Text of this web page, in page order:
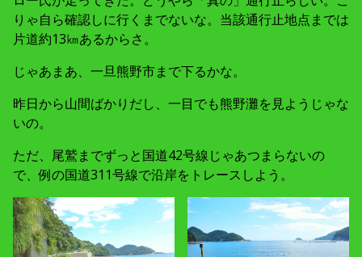
りゃ自ら確認しに行くまでないな。当該通行止地点までは
片道約13㎞あるからさ。
じゃあまあ、一旦熊野市まで下るかな。
昨日から山間ばかりだし、一目でも熊野灘を見ようじゃな
いの。
ただ、尾鷲までずっと国道42号線じゃあつまらないの
で、例の国道311号線で沿岸をトレースしよう。